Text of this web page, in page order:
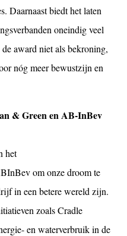
Daarnaast biedt het laten
oneindig veel
award niet als bekroning,
nóg meer bewustzijn en
& Green en AB-InBev
het
om onze droom te
in een betere wereld zijn.
zoals Cradle
en waterverbruik in de